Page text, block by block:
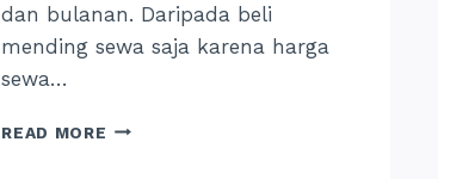
dan bulanan. Daripada beli
mending sewa saja karena harga
sewa…
READ MORE SEWA